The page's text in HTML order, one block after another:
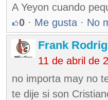
A Yeyon cuando
0 · Me gusta · No
Frank
11 de abril de
no importa may no
te dije si son